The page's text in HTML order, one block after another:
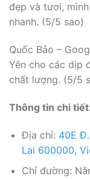
đẹp và tươi,
nhanh. (5/5 sao)
Quốc Bảo –
Yên cho các dịp
chất lượng. (5/5
Thông tin chi
Địa chỉ: 40E
Lai 600000,
Chỉ đường: